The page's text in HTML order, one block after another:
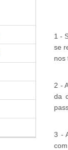
1 -
se
nos
2 -
da
3 -